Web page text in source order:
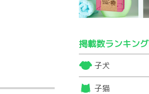
掲載数ランキング
子犬
子猫